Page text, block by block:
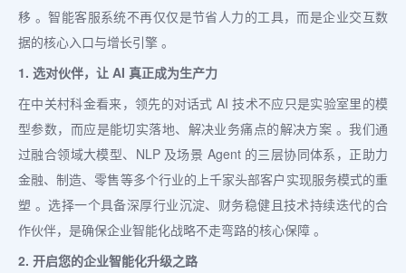
移 。智能客服系统不再仅仅是节省人力的工具，而是企业交互数
据的核心入口与增长引擎 。
1. 选对伙伴，让 AI 真正成为生产力
在中关村科金看来，领先的对话式 AI 技术不应只是实验室里的模
型参数，而应是能切实落地、解决业务痛点的解决方案 。我们通
过融合领域大模型、NLP 及场景 Agent 的三层协同体系，正助力
金融、制造、零售等多个行业的上千家头部客户实现服务模式的重
塑 。选择一个具备深厚行业沉淀、财务稳健且技术持续迭代的合
作伙伴，是确保企业智能化战略不走弯路的核心保障 。
2. 开启您的企业智能化升级之路